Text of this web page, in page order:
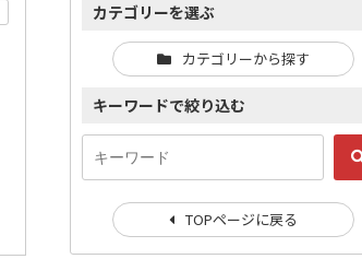
カテゴリーを選ぶ
カテゴリーから探す
キーワードで絞り込む
TOPページに戻る